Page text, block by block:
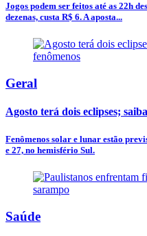
Jogos podem ser feitos até as 22h
dezenas, custa R$ 6. A aposta...
Geral
Agosto terá dois eclipses;
Fenômenos solar e lunar estão
e 27, no hemisfério Sul.
Saúde